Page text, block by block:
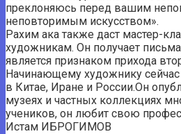
преклоняюсь перед вашим
неповторимым искусством».
Рахим ака также даст мастер-
художникам. Он получает
является признаком прихода
Начинающему художнику сейчас
в Китае, Иране и России.Он
музеях и частных коллекциях
учеников, он любит свою
Истам ИБРОГИМОВ